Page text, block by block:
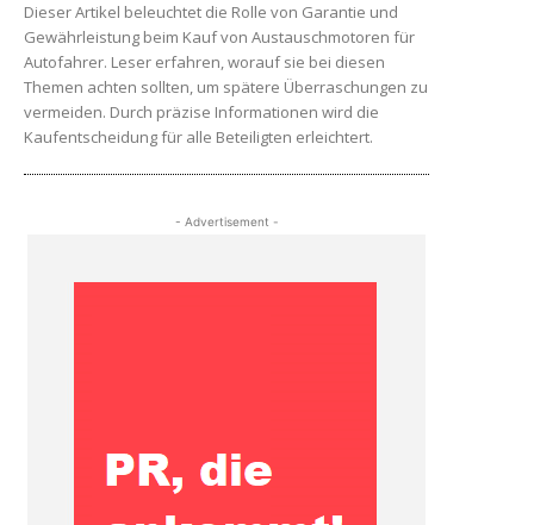
Dieser Artikel beleuchtet die Rolle von Garantie und
Gewährleistung beim Kauf von Austauschmotoren für
Autofahrer. Leser erfahren, worauf sie bei diesen
Themen achten sollten, um spätere Überraschungen zu
vermeiden. Durch präzise Informationen wird die
Kaufentscheidung für alle Beteiligten erleichtert.
- Advertisement -